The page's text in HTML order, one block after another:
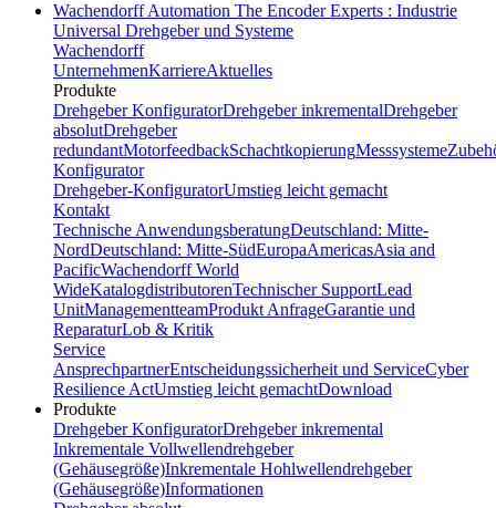
Wachendorff Automation The Encoder Experts : Industrie
Universal Drehgeber und Systeme
Wachendorff
UnternehmenKarriereAktuelles
Produkte
Drehgeber KonfiguratorDrehgeber inkrementalDrehgeber
absolutDrehgeber
redundantMotorfeedbackSchachtkopierungMesssysteme
Konfigurator
Drehgeber-KonfiguratorUmstieg leicht gemacht
Kontakt
Technische AnwendungsberatungDeutschland: Mitte-
NordDeutschland: Mitte-SüdEuropaAmericasAsia and
PacificWachendorff World
WideKatalogdistributorenTechnischer SupportLead
UnitManagementteamProdukt AnfrageGarantie und
ReparaturLob & Kritik
Service
AnsprechpartnerEntscheidungssicherheit und ServiceCyber
Resilience ActUmstieg leicht gemachtDownload
Produkte
Drehgeber KonfiguratorDrehgeber inkremental
Inkrementale Vollwellendrehgeber
(Gehäusegröße)Inkrementale Hohlwellendrehgeber
(Gehäusegröße)Informationen